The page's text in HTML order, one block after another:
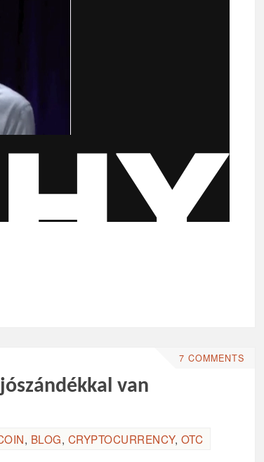
7 COMMENTS
van
, BLOG, CRYPTOCURRENCY, OTC